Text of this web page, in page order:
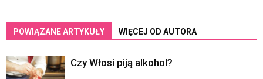
POWIĄZANE ARTYKUŁY WIĘCEJ OD AUTORA
Czy Włosi piją alkohol?